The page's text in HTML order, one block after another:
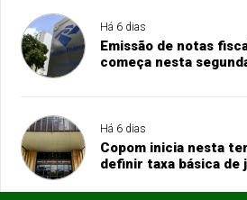
Há 6 dias
Emissão de notas
começa nesta
Há 6 dias
Copom inicia nesta
definir taxa básica de